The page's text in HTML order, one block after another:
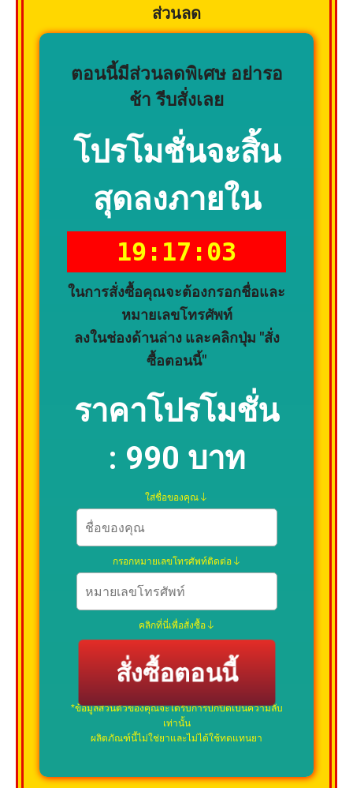
ส่วนลด
ตอนนี้มีส่วนลดพิเศษ อย่ารอ
ช้า รีบสั่งเลย
โปรโมชั่นจะสิ้น
สุดลงภายใน
19:17:02
ในการสั่งซื้อคุณจะต้องกรอกชื่อและ
หมายเลขโทรศัพท์
ลงในช่องด้านล่าง และคลิกปุ่ม "สั่ง
ซื้อตอนนี้"
ราคาโปรโมชั่น
: 990 บาท
ใส่ชื่อของคุณ
กรอกหมายเลขโทรศัพท์ติดต่อ
คลิกที่นี่เพื่อสั่งซื้อ
สั่งซื้อตอนนี้
*ข้อมูลส่วนตัวของคุณจะได้รับการปกปิดเป็นความลับ
เท่านั้น
ผลิตภัณฑ์นี้ไม่ใช่ยาและไม่ได้ใช้ทดแทนยา